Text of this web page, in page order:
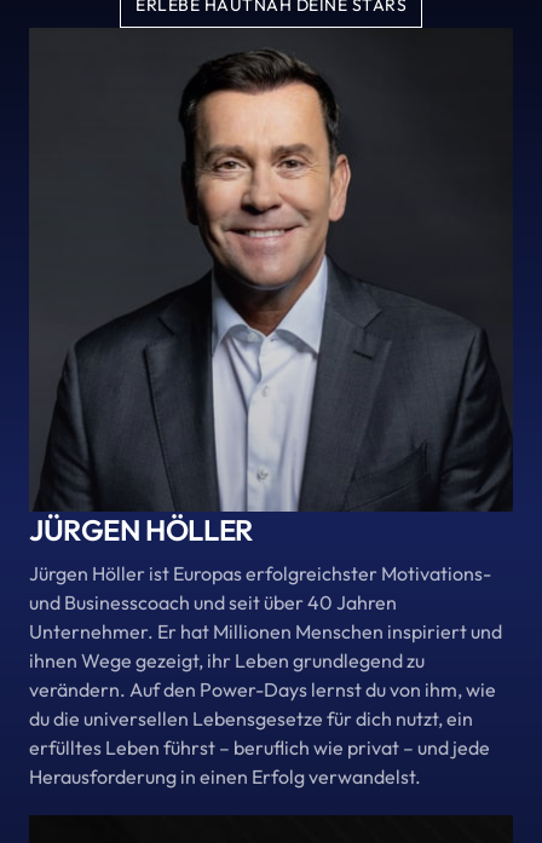
ERLEBE HAUTNAH DEINE STARS
JÜRGEN HÖLLER
Jürgen Höller ist Europas erfolgreichster Motivations-
und Businesscoach und seit über 40 Jahren
Unternehmer. Er hat Millionen Menschen inspiriert und
ihnen Wege gezeigt, ihr Leben grundlegend zu
verändern. Auf den Power-Days lernst du von ihm, wie
du die universellen Lebensgesetze für dich nutzt, ein
erfülltes Leben führst – beruflich wie privat – und jede
Herausforderung in einen Erfolg verwandelst.